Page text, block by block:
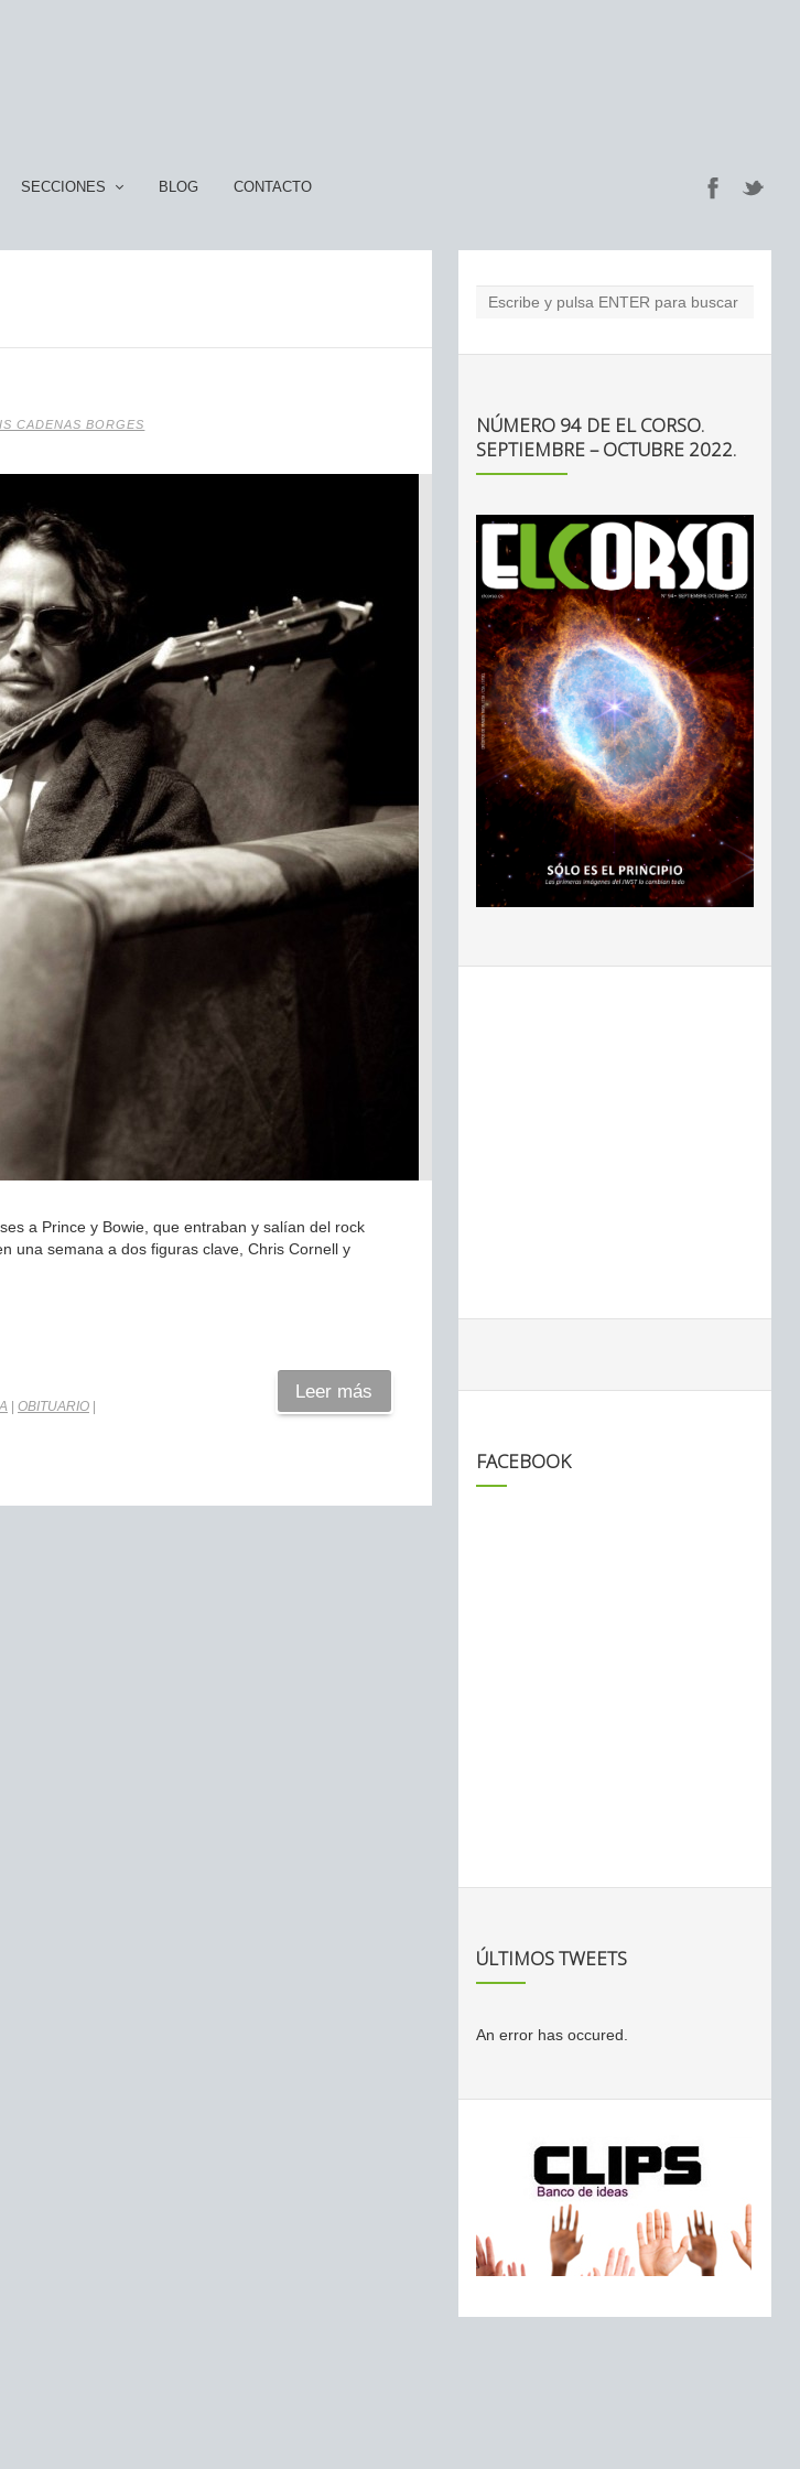
SECCIONES BLOG CONTACTO
CADENAS BORGES
a Prince y Bowie, que entraban y salían del rock
una semana a dos figuras clave, Chris Cornell y
OBITUARIO
Leer más
NÚMERO 94 DE EL CORSO.
SEPTIEMBRE – OCTUBRE 2022.
FACEBOOK
ÚLTIMOS TWEETS
An error has occured.